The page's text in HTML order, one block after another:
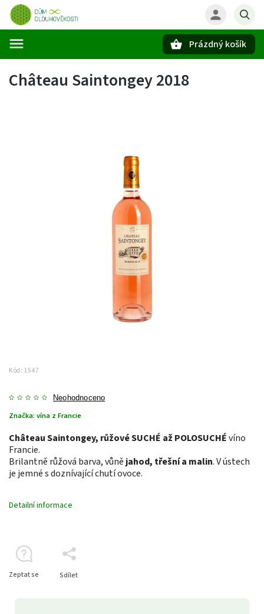
Prázdný košík
Château Saintongey 2018
Kód: 1547
Neohodnoceno
Značka: vína z Francie
Château Saintongey, růžové SUCHÉ až POLOSUCHÉvíno
Francie.
Brilantně růžová barva, vůně jahod, třešní a malin. V ústech
je jemné s doznívající chutí ovoce.
Detailní informace
Zeptat se Sdílet